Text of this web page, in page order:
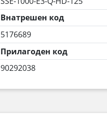
Внатрешен код
5176689
Прилагоден код
90292038